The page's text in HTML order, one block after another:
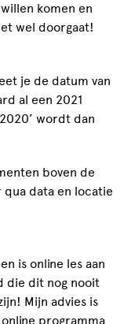
komen en
wel doorgaat!
je de datum van
al een 2021
wordt dan
boven de
qua data en locatie
is online les aan
die dit nog nooit
Mijn advies is
programma